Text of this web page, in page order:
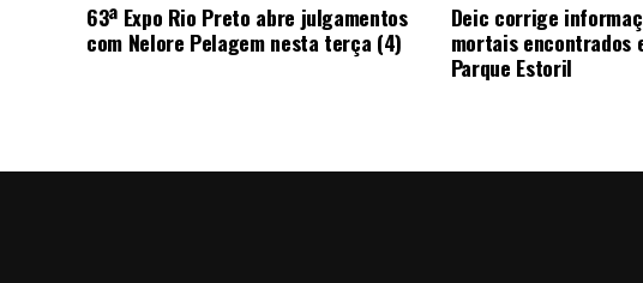
63ª Expo Rio Preto abre julgamentos
com Nelore Pelagem nesta terça (4)
Deic corrige
mortais encontrados
Parque Estoril